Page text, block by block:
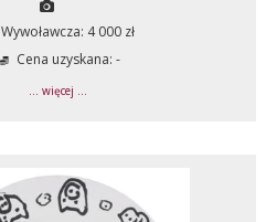
Wywoławcza: 4 000 zł
Cena uzyskana: -
... więcej ...